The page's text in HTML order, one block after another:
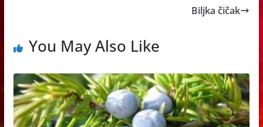
Biljka čičak
You May Also Like